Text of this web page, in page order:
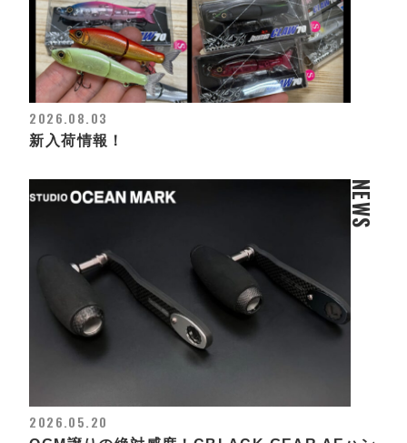
2026.08.03
新入荷情報！
NEWS
2026.05.20